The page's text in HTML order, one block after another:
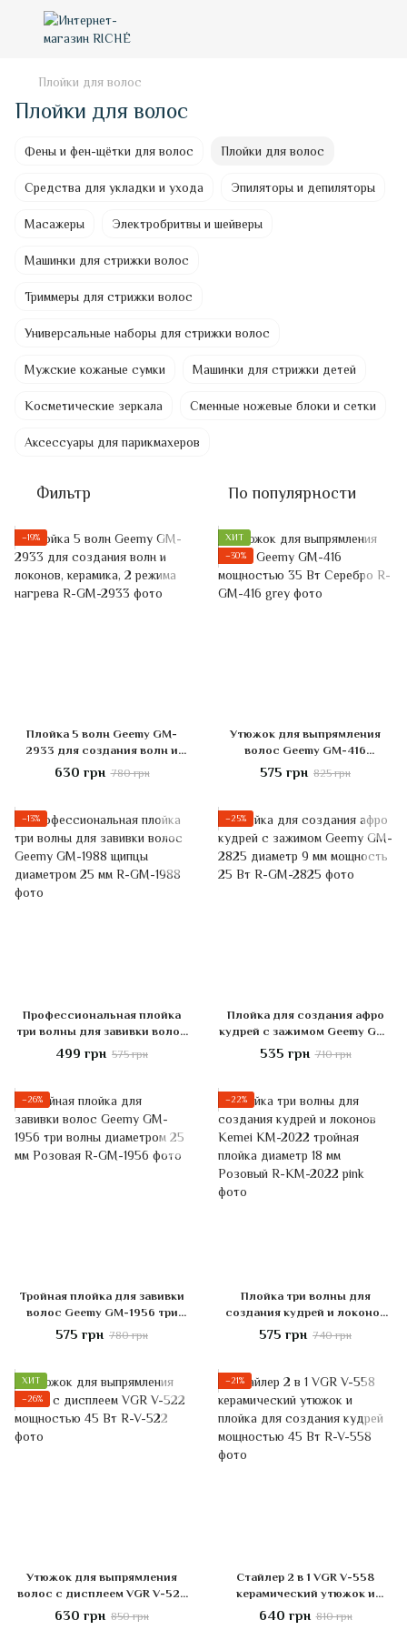
Плойки для волос
Плойки для волос
Фены и фен-щётки для волос Плойки для волос
Средства для укладки и ухода Эпиляторы и депиляторы
Масажеры Электробритвы и шейверы
Машинки для стрижки волос
Триммеры для стрижки волос
Универсальные наборы для стрижки волос
Мужские кожаные сумки Машинки для стрижки детей
Косметические зеркала Сменные ножевые блоки и сетки
Аксессуары для парикмахеров
Фильтр По популярности
−19%
Плойка 5 волн Geemy GM-
2933 для создания волн и
локонов, керамика, 2 режима
нагрева
630 грн 780 грн
ХИТ
−30%
Утюжок для выпрямления
волос Geemy GM-416
мощностью 35 Вт Серебро
575 грн 825 грн
−13%
Профессиональная плойка
три волны для завивки волос
Geemy GM-1988 щипцы
диаметром 25 мм
499 грн 575 грн
−25%
Плойка для создания афро
кудрей с зажимом Geemy GM-
2825 диаметр 9 мм мощность
25 Вт
535 грн 710 грн
−26%
Тройная плойка для завивки
волос Geemy GM-1956 три
волны диаметром 25 мм
Розовая
575 грн 780 грн
−22%
Плойка три волны для
создания кудрей и локонов
Kemei KM-2022 тройная
плойка диаметр 18 мм
575 грн 740 грн
ХИТ
−26%
Утюжок для выпрямления
волос с дисплеем VGR V-522
мощностью 45 Вт
630 грн 850 грн
−21%
Стайлер 2 в 1 VGR V-558
керамический утюжок и
плойка для создания кудрей
мощностью 45 Вт
640 грн 810 грн